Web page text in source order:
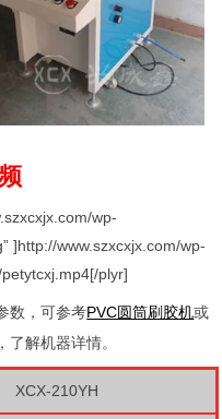
wp-
]http://www.szxcxjx.com/wp-
plyr]
数，可参考PVC圆筒刷胶机或
解机器详情。
XCX-210YH